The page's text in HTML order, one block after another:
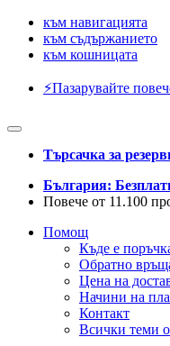
към навигацията
към съдържанието
към кошницата
⚡️Пазарувайте
Търсачка за
България:
Повече от 11.100
Помощ
Къде е
Обратно
Цена на
Начини на
Контакт
Всички теми